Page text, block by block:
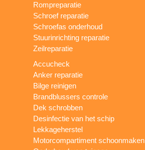
Rompreparatie
Schroef reparatie
Schroefas onderhoud
Stuurinrichting reparatie
Zeilreparatie
Accucheck
Anker reparatie
Bilge reinigen
Brandblussers controle
Dek schrobben
Desinfectie van het schip
Lekkageherstel
Motorcompartiment schoonmaken